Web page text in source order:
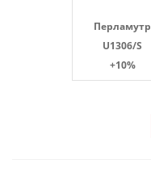
Перламутр
U1306/S
+10%